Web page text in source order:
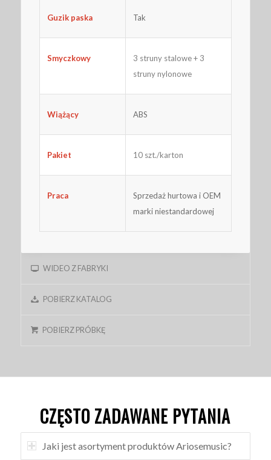
Guzik paska Tak
Smyczkowy
3 struny stalowe + 3
struny nylonowe
Wiążący ABS
Pakiet 10 szt./karton
Praca
Sprzedaż hurtowa i OEM
marki niestandardowej
WIDEO Z FABRYKI
POBIERZ KATALOG
POBIERZ PRÓBKĘ
CZĘSTO ZADAWANE PYTANIA
Jaki jest asortyment produktów Ariosemusic?